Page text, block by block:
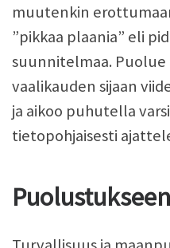
muutenkin
”pikkaa plaania” eli
suunnitelmaa. Puolue
vaalikauden sijaan
ja aikoo puhutella
tietopohjaisesti